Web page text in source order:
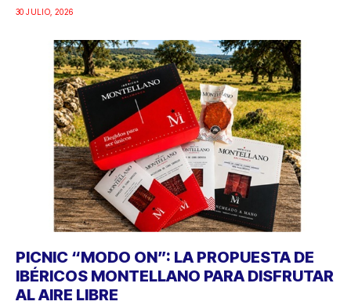
30 JULIO, 2026
PICNIC “MODO ON”: LA PROPUESTA DE
IBÉRICOS MONTELLANO PARA DISFRUTAR
AL AIRE LIBRE